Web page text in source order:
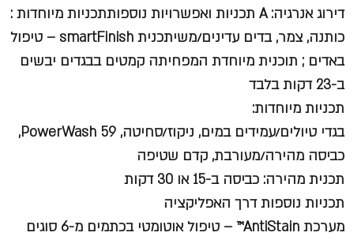
דירוג אנרגיה: A תכניות ואפשרויות נוספותתכניות מיוחדות :
כותנה, צמר, בדים עדינים/משיתכנית smartFinish – טיפול
באדים ; תוכנית מיוחדת המפחיתה קמטים בבגדים יבשים
ב-23 דקות בלבד
תכניות מיוחדות:
בגדי טיולים/עמידים במים, ניקוז/סחיטה, PowerWash 59,
כביסה מהירה/מעורבת, קדם שטיפה
תכנית מהירה: כביסה ב-15 או 30 דקות
תכניות נוספות דרך האפליקציה
מערכת AntiStain™ – טיפול אוטומטי בכתמים מ-6 סוגים